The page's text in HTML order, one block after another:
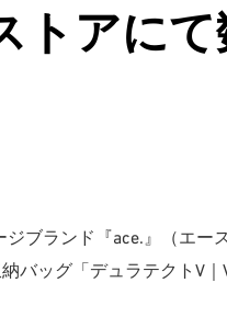
トアに
ジブランド『ace.』（エ
バッグ「デュラテクトV